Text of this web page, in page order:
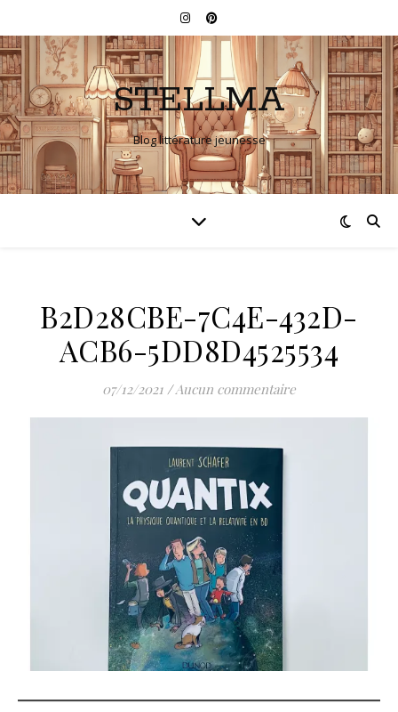
STELLMA
Blog littérature jeunesse
B2D28CBE-7C4E-432D-
ACB6-5DD8D4525534
07/12/2021 /Aucun commentaire